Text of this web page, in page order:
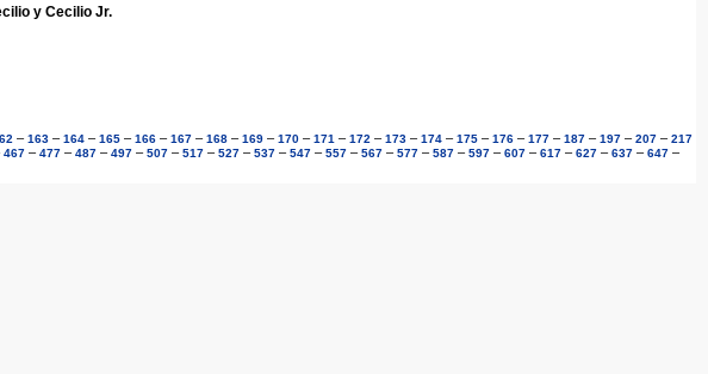
y Cecilio Jr.
– 163– 164– 165– 166– 167– 168– 169– 170– 171 – 172 – 173– 174– 175– 176– 177– 187– 197– 207– 217
467 – 477 – 487 – 497 – 507 – 517 – 527 – 537 – 547 – 557 – 567 – 577 – 587 – 597 – 607 – 617 – 627 – 637 – 647 –